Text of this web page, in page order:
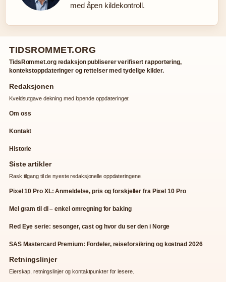
med åpen kildekontroll.
TIDSROMMET.ORG
TidsRommet.org redaksjon publiserer verifisert rapportering,
kontekstoppdateringer og rettelser med tydelige kilder.
Redaksjonen
Kveldsutgave dekning med lopende oppdateringer.
Om oss
Kontakt
Historie
Siste artikler
Rask tilgang til de nyeste redaksjonelle oppdateringene.
Pixel 10 Pro XL: Anmeldelse, pris og forskjeller fra Pixel 10 Pro
Mel gram til dl – enkel omregning for baking
Red Eye serie: sesonger, cast og hvor du ser den i Norge
SAS Mastercard Premium: Fordeler, reiseforsikring og kostnad 2026
Retningslinjer
Eierskap, retningslinjer og kontaktpunkter for lesere.